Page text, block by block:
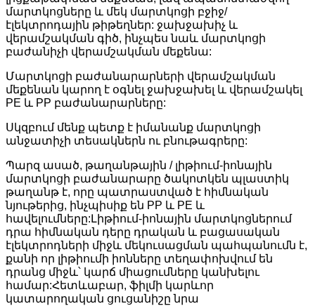
մարտկոցները և մեկ մարտկոցի բջիջ/
էլեկտրոդային թիթեղներ: ջախջախիչ և
վերամշակման գիծ, ​​ինչպես նաև մարտկոցի
բաժանիչի վերամշակման մեքենա:
Մարտկոցի բաժանարարների վերամշակման
մեքենան կարող է օգնել ջախջախել և վերամշակել
PE և PP բաժանարարները:
Սկզբում մենք պետք է իմանանք մարտկոցի
անջատիչի տեսակներն ու բնութագրերը:
Պարզ ասած, թաղանթային / լիթիում-իոնային
մարտկոցի բաժանարարը ծակոտկեն պլաստիկ
թաղանթ է, որը պատրաստված է հիմնական
նյութերից, ինչպիսիք են PP և PE և
հավելումները:Լիթիում-իոնային մարտկոցներում
դրա հիմնական դերը դրական և բացասական
էլեկտրոդների միջև մեկուսացման պահպանումն է,
քանի որ լիթիումի իոնները տեղափոխվում են
դրանց միջև՝ կարճ միացումները կանխելու
համար:Հետևաբար, ֆիլմի կարևոր
կատարողական ցուցանիշը նրա